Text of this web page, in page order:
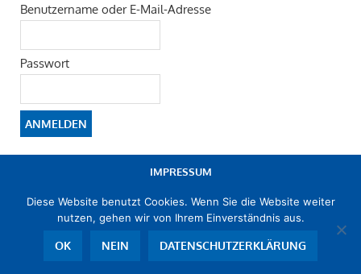
Benutzername oder E-Mail-Adresse
Passwort
IMPRESSUM
DATENSCHUTZERKLÄRUNG
© 2019 -2026 FWG Ludwigshafen e. V. - Mitglied imLandesverband
Diese Website benutzt Cookies. Wenn Sie die Website weiter
nutzen, gehen wir von Ihrem Einverständnis aus.
OK NEIN DATENSCHUTZERKLÄRUNG